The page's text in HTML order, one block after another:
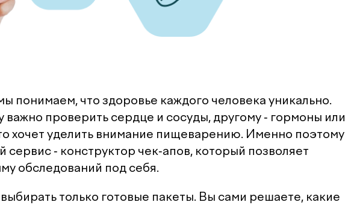
понимаем, что здоровье каждого человека уникально.
важно проверить сердце и сосуды, другому - гормоны или
хочет уделить внимание пищеварению. Именно поэтому
сервис - конструктор чек-апов, который позволяет
обследований под себя.
только готовые пакеты. Вы сами решаете, какие